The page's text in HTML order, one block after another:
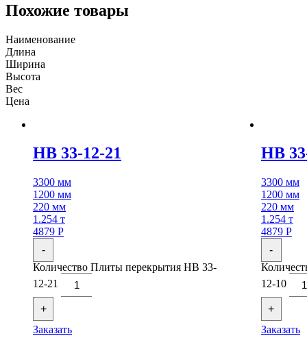
Похожие товары
Наименование
Длина
Ширина
Высота
Вес
Цена
НВ 33-12-21
3300 мм
1200 мм
220 мм
1.254 т
4879 Р
-
Количество Плиты перекрытия НВ 33-
12-21
+
Заказать
НВ
3300 мм
1200 мм
220 мм
1.254 т
4879 Р
-
12-10
+
Заказать